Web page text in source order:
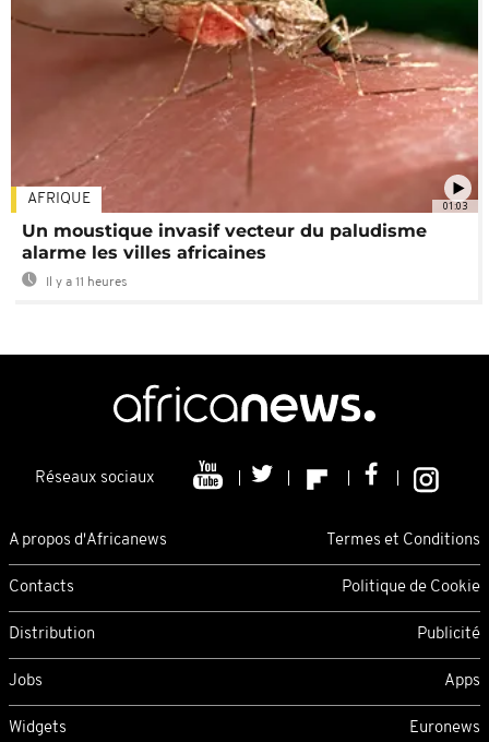
01:03
AFRIQUE
Un moustique invasif vecteur du paludisme
alarme les villes africaines
Il y a 11 heures
Réseaux sociaux
A propos d'Africanews Termes et Conditions
Contacts Politique de Cookie
Distribution Publicité
Jobs Apps
Widgets Euronews